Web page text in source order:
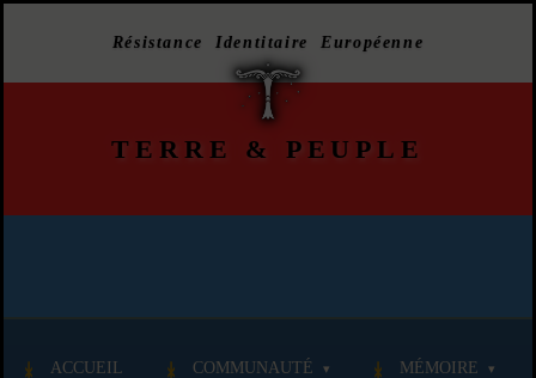
Résistance Identitaire Européenne
TERRE & PEUPLE
ACCUEIL COMMUNAUTÉ MÉMOIRE